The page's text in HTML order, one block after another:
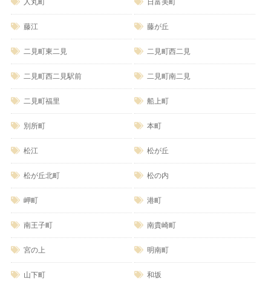
人丸町 日富美町
藤江 藤が丘
二見町東二見 二見町西二見
二見町西二見駅前 二見町南二見
二見町福里 船上町
別所町 本町
松江 松が丘
松が丘北町 松の内
岬町 港町
南王子町 南貴崎町
宮の上 明南町
山下町 和坂